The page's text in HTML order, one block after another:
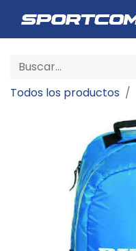
Todos los productos